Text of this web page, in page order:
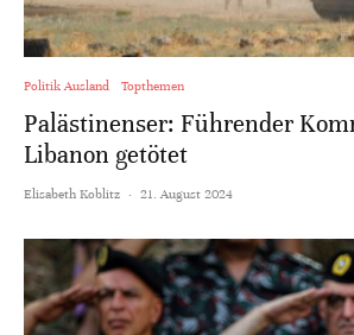
Politik Ausland Topthemen
Palästinenser: Führender
Libanon getötet
Elisabeth Koblitz · 21. August 2024